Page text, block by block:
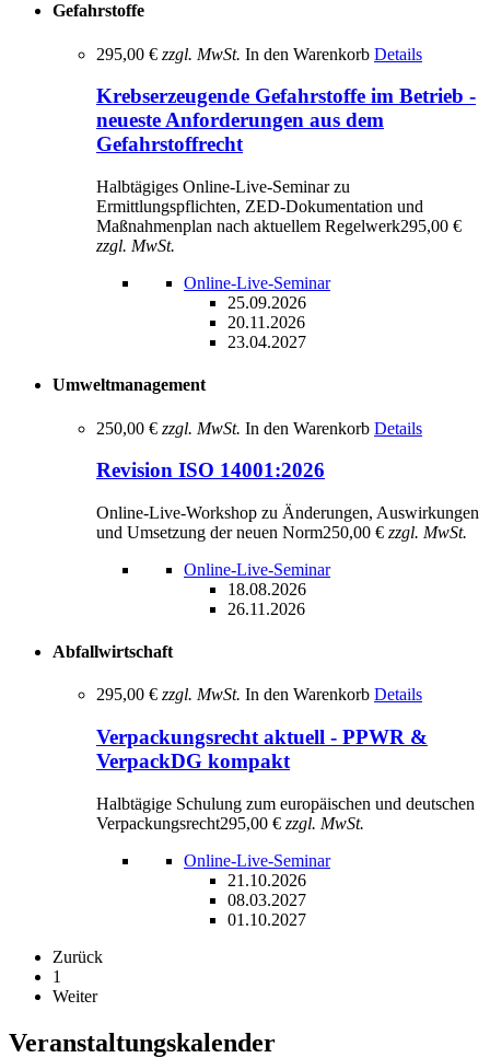
Gefahrstoffe
295,00 € zzgl. MwSt. In den Warenkorb Details
Krebserzeugende Gefahrstoffe im Betrieb -
neueste Anforderungen aus dem
Gefahrstoffrecht
Halbtägiges Online-Live-Seminar zu
Ermittlungspflichten, ZED-Dokumentation und
Maßnahmenplan nach aktuellem Regelwerk295,00 €
zzgl. MwSt.
Online-Live-Seminar
25.09.2026
20.11.2026
23.04.2027
Umweltmanagement
250,00 € zzgl. MwSt. In den Warenkorb Details
Revision ISO 14001:2026
Online-Live-Workshop zu Änderungen, Auswirkungen
und Umsetzung der neuen Norm250,00 € zzgl. MwSt.
Online-Live-Seminar
18.08.2026
26.11.2026
Abfallwirtschaft
295,00 € zzgl. MwSt. In den Warenkorb Details
Verpackungsrecht aktuell - PPWR &
VerpackDG kompakt
Halbtägige Schulung zum europäischen und deutschen
Verpackungsrecht295,00 € zzgl. MwSt.
Online-Live-Seminar
21.10.2026
08.03.2027
01.10.2027
Zurück
1
Weiter
Veranstaltungskalender